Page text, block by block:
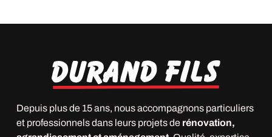
Depuis plus de 15 ans, nous accompagnons particuliers
et professionnels dans leurs projets de rénovation,